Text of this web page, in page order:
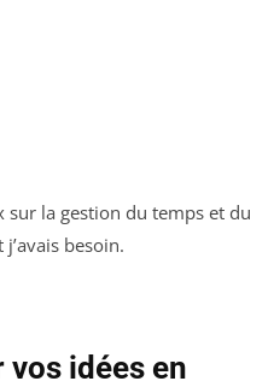
sur la gestion du temps et du
besoin.
idées en